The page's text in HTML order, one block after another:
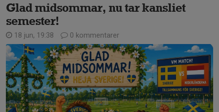
Glad midsommar, nu tar kansliet
semester!
18 jun, 19:38 0 kommentarer